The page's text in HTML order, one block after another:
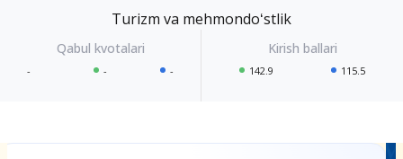
Turizm va mehmondoʻstlik
- - - 142.9 115.5